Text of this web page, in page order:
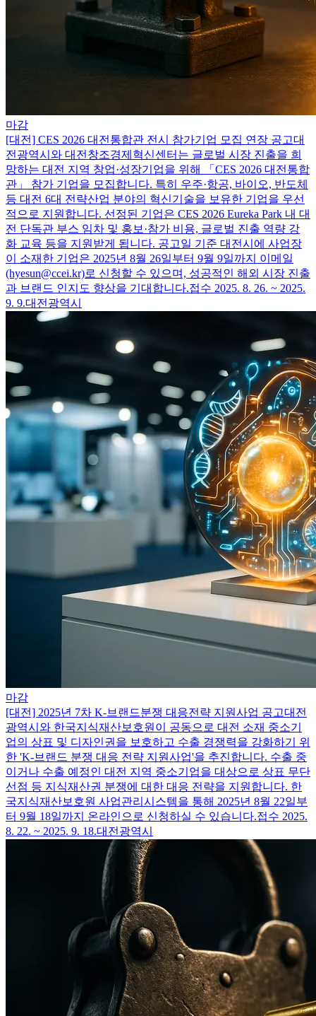
마감
[대전] CES 2026 대전통합관 전시 참가기업 모집 연장 공고대
전광역시와 대전창조경제혁신센터는 글로벌 시장 진출을 희
망하는 대전 지역 창업·성장기업을 위해 「CES 2026 대전통합
관」 참가 기업을 모집합니다. 특히 우주·항공, 바이오, 반도체
등 대전 6대 전략산업 분야의 혁신기술을 보유한 기업을 우선
적으로 지원합니다. 선정된 기업은 CES 2026 Eureka Park 내 대
전 단독관 부스 임차 및 홍보·참가 비용, 글로벌 진출 역량 강
화 교육 등을 지원받게 됩니다. 공고일 기준 대전시에 사업장
이 소재한 기업은 2025년 8월 26일부터 9월 9일까지 이메일
(hyesun@ccei.kr)로 신청할 수 있으며, 성공적인 해외 시장 진출
과 브랜드 인지도 향상을 기대합니다.접수 2025. 8. 26. ~ 2025.
9. 9.대전광역시
마감
[대전] 2025년 7차 K-브랜드분쟁 대응전략 지원사업 공고대전
광역시와 한국지식재산보호원이 공동으로 대전 소재 중소기
업의 상표 및 디자인권을 보호하고 수출 경쟁력을 강화하기 위
한 'K-브랜드 분쟁 대응 전략 지원사업'을 추진합니다. 수출 중
이거나 수출 예정인 대전 지역 중소기업을 대상으로 상표 무단
선점 등 지식재산권 분쟁에 대한 대응 전략을 지원합니다. 한
국지식재산보호원 사업관리시스템을 통해 2025년 8월 22일부
터 9월 18일까지 온라인으로 신청하실 수 있습니다.접수 2025.
8. 22. ~ 2025. 9. 18.대전광역시